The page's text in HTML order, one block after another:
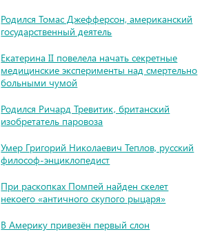
Родился Томас Джефферсон, американский
государственный деятель
Екатерина II повелела начать секретные
медицинские эксперименты над смертельно
больными чумой
Родился Ричард Тревитик, британский
изобретатель паровоза
Умер Григорий Николаевич Теплов, русский
философ-энциклопедист
При раскопках Помпей найден скелет
некоего «античного скупого рыцаря»
В Америку привезён первый слон